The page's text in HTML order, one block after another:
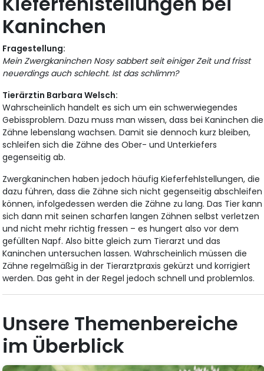
Kaninchen
Fragestellung:
Mein Zwergkaninchen Nosy sabbert seit einiger Zeit und frisst
neuerdings auch schlecht. Ist das schlimm?
Tierärztin Barbara Welsch:
Wahrscheinlich handelt es sich um ein schwerwiegendes
Gebissproblem. Dazu muss man wissen, dass bei Kaninchen die
Zähne lebenslang wachsen. Damit sie dennoch kurz bleiben,
schleifen sich die Zähne des Ober- und Unterkiefers
gegenseitig ab.
Zwergkaninchen haben jedoch häufig Kieferfehlstellungen, die
dazu führen, dass die Zähne sich nicht gegenseitig abschleifen
können, infolgedessen werden die Zähne zu lang. Das Tier kann
sich dann mit seinen scharfen langen Zähnen selbst verletzen
und nicht mehr richtig fressen – es hungert also vor dem
gefüllten Napf. Also bitte gleich zum Tierarzt und das
Kaninchen untersuchen lassen. Wahrscheinlich müssen die
Zähne regelmäßig in der Tierarztpraxis gekürzt und korrigiert
werden. Das geht in der Regel jedoch schnell und problemlos.
Unsere Themenbereiche
im Überblick